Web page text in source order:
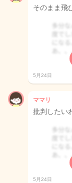
そのまま飛
5月24日
ママリ
批判したい
5月24日